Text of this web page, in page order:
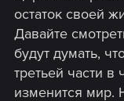
остаток своей
Давайте
будут думать,
третьей части в
изменится мир.